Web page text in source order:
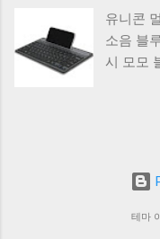
정이 많
상품을
니다.
G4902
500ml 4
G2910
잉크 4
합기
인 혜택
유니콘
소음 블
시 모모
K380S.
이식 블
코시 베
텐키리
테마